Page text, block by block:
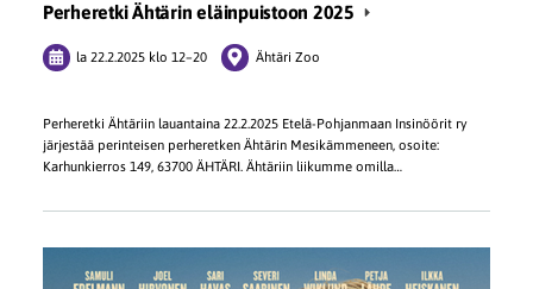
Perheretki Ähtärin eläinpuistoon 2025
la 22.2.2025 klo 12–20 Ähtäri Zoo
Perheretki Ähtäriin lauantaina 22.2.2025 Etelä-Pohjanmaan Insinöörit ry
järjestää perinteisen perheretken Ähtärin Mesikämmeneen, osoite:
Karhunkierros 149, 63700 ÄHTÄRI. Ähtäriin liikumme omilla…